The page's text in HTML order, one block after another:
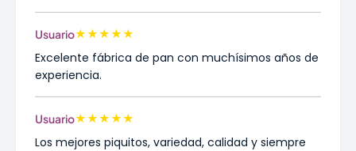
Usuario★★★★★
Excelente fábrica de pan con muchísimos años de
experiencia.
Usuario★★★★★
Los mejores piquitos, variedad, calidad y siempre